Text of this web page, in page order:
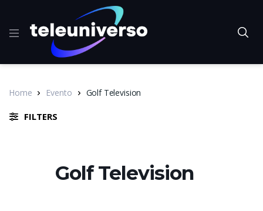
Home Evento Golf Television
FILTERS
Golf Television